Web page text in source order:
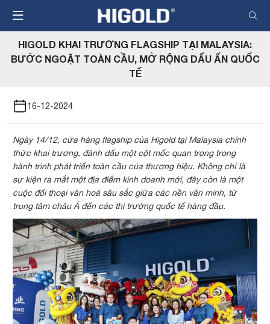
đến
nội
dungHIGOLD KHAI TRƯƠNG FLAGSHIP TẠI MALAYSIA:
BƯỚC NGOẶT TOÀN CẦU, MỞ RỘNG DẤU ẤN QUỐC
TẾ
16-12-2024
Ngày 14/12, cửa hàng flagship của Higold tại Malaysia chính
thức khai trương, đánh dấu một cột mốc quan trọng trong
hành trình phát triển toàn cầu của thương hiệu. Không chỉ là
sự kiện ra mắt một địa điểm kinh doanh mới, đây còn là một
cuộc đối thoại văn hoá sâu sắc giữa các nền văn minh, từ
trung tâm châu Á đến các thị trường quốc tế hàng đầu.